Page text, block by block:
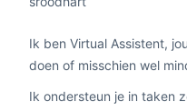
Ik ben Virtual Assistent,
doen of misschien wel
Ik ondersteun je in taken